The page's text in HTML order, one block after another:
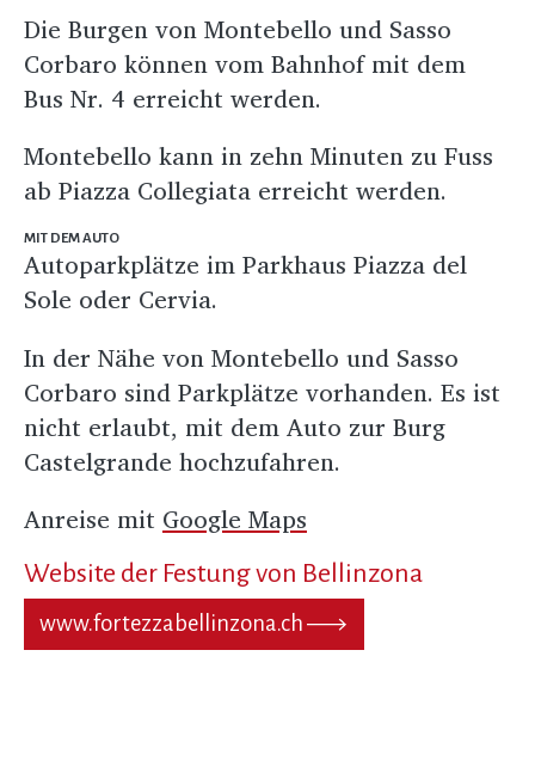
Die Burgen von Montebello und Sasso
Corbaro können vom Bahnhof mit dem
Bus Nr. 4 erreicht werden.
Montebello kann in zehn Minuten zu Fuss
ab Piazza Collegiata erreicht werden.
MIT DEM AUTO
Autoparkplätze im Parkhaus Piazza del
Sole oder Cervia.
In der Nähe von Montebello und Sasso
Corbaro sind Parkplätze vorhanden. Es ist
nicht erlaubt, mit dem Auto zur Burg
Castelgrande hochzufahren.
Anreise mit Google Maps
Website der Festung von Bellinzona
www.fortezzabellinzona.ch